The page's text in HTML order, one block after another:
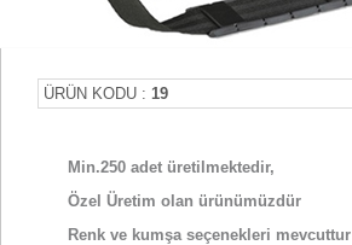
ÜRÜN KODU : 19
Min.250 adet üretilmektedir,
Özel Üretim olan ürünümüzdür
Renk ve kumşa seçenekleri mevcuttur